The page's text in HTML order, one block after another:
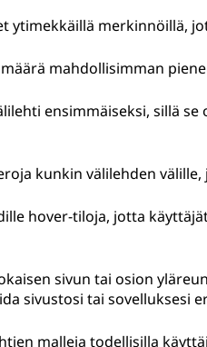
ytimekkäillä merkinnöillä,
mahdollisimman
ensimmäiseksi, sillä
kunkin välilehden
hover-tiloja, jotta
sivun tai osion
sivustosi tai sovelluksesi
malleja todellisilla